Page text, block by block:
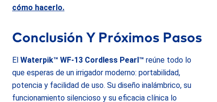
cómo hacerlo.
Conclusión Y Próximos Pasos
El Waterpik™ WF-13 Cordless Pearl™ reúne todo lo
que esperas de un irrigador moderno: portabilidad,
potencia y facilidad de uso. Su diseño inalámbrico, su
funcionamiento silencioso y su eficacia clínica lo